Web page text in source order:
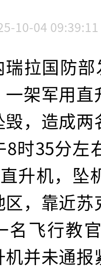
10-04 09:39:11
瑞拉国防
一架军用
毁，造成
8时35分左
升机，坠
区，靠近
名飞行教
机并未通